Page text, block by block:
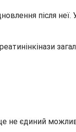
після неї.
не єдиний